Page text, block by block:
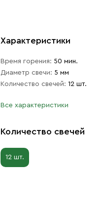
Характеристики
Время горения: 50 мин.
Диаметр свечи: 5 мм
Количество свечей: 12 шт.
Все характеристики
Количество свечей
12 шт.